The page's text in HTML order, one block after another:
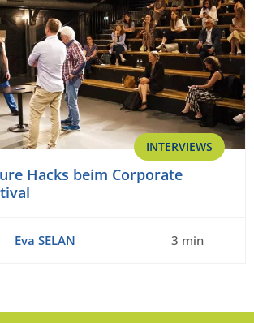
INTERVIEWS
Hacks beim Corporate
Eva SELAN 3 min